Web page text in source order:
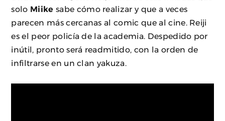
solo Miike sabe cómo realizar y que a veces
parecen más cercanas al comic que al cine. Reiji
es el peor policía de la academia. Despedido por
inútil, pronto será readmitido, con la orden de
infiltrarse en un clan yakuza.